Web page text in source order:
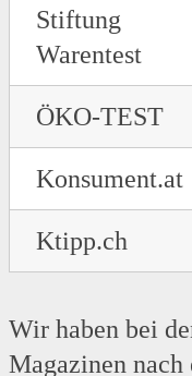
Stiftung
Warentest
ÖKO-TEST
Konsument.at
Ktipp.ch
Wir haben bei
Magazinen nach